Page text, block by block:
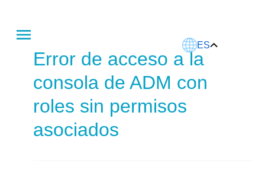
ES
Error de acceso a la
consola de ADM con
roles sin permisos
asociados